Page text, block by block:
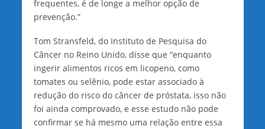
frequentes, é de longe a melhor opção de
prevenção.”
Tom Stransfeld, do Instituto de Pesquisa do
Câncer no Reino Unido, disse que “enquanto
ingerir alimentos ricos em licopeno, como
tomates ou selênio, pode estar associado à
redução do risco do câncer de próstata, isso não
foi ainda comprovado, e esse estudo não pode
confirmar se há mesmo uma relação entre essa